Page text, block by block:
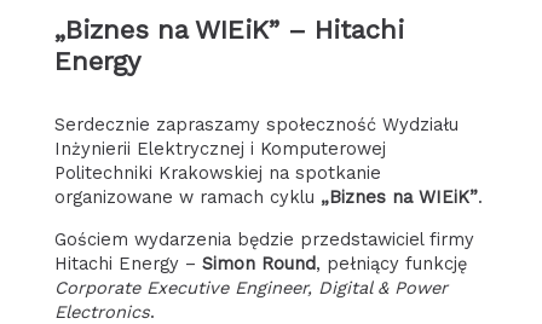
„Biznes na WIEiK” – Hitachi
Energy
Serdecznie zapraszamy społeczność Wydziału
Inżynierii Elektrycznej i Komputerowej
Politechniki Krakowskiej na spotkanie
organizowane w ramach cyklu „Biznes na WIEiK”.
Gościem wydarzenia będzie przedstawiciel firmy
Hitachi Energy – Simon Round, pełniący funkcję
Corporate Executive Engineer, Digital & Power
Electronics.